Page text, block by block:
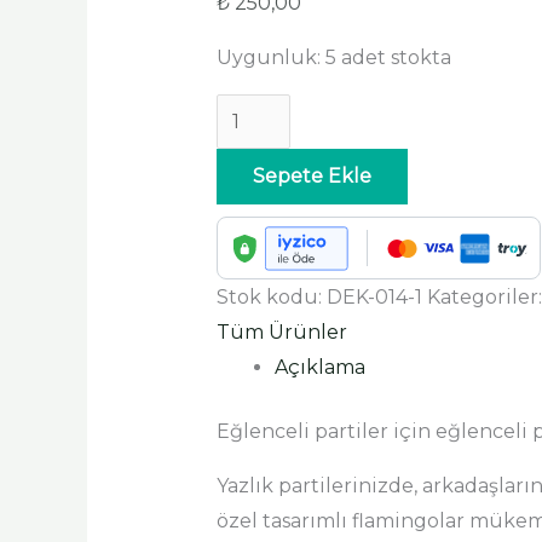
Uygunluk: 5 adet stokta
Sepete Ekle
Stok kodu: DEK-014-1
Tüm Ürünler
Açıklama
Eğlenceli partiler için eğlenceli
Yazlık partilerinizde,
özel tasarımlı flamingolar